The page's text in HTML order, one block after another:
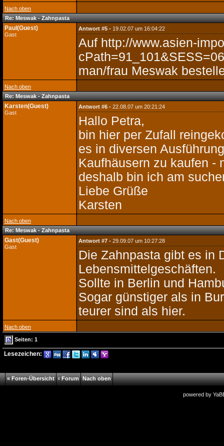
Nach oben
Re: Meswak - Zahnpasta
Paul(Guest)
Gast
Antwort #5 - 19.02.07 um 16:04:22
Auf http://www.asien-
man/frau Meswak
Nach oben
Re: Meswak - Zahnpasta
Karsten(Guest)
Gast
Antwort #6 - 22.08.07 um 20:21:24
Hallo Petra,
bin hier per Zufall
es in diversen
Kaufhäusern zu kaufen -
deshalb bin ich am
Liebe Grüße
Karsten
Nach oben
Re: Meswak - Zahnpasta
Gast(Guest)
Gast
Antwort #7 - 29.09.07 um 10:27:28
Die Zahnpasta gibt es in
Lebensmittelgeschäften.
Sollte in Berlin und
Sogar günstiger als in
teurer sind als hier.
Nach oben
Seiten: 1
Lesezeichen:
« Foren-Übersicht ‹ Forum Nach oben
powered by